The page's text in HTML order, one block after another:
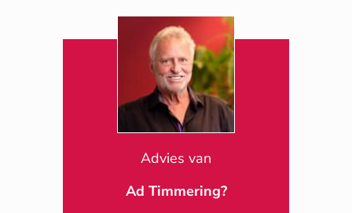
Advies van
Ad Timmering?